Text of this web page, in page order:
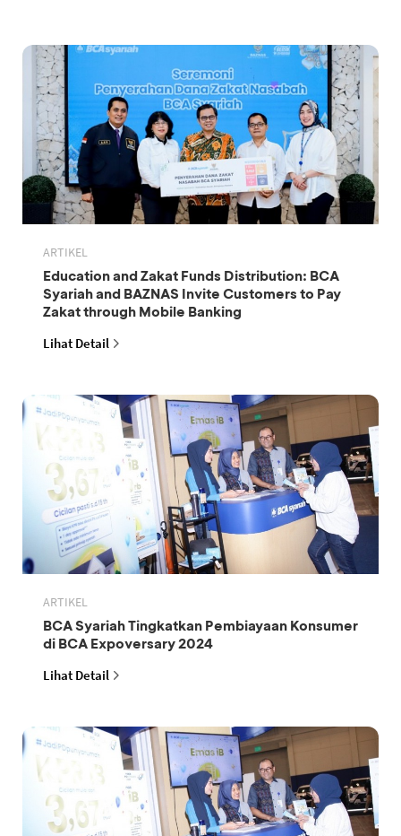
ARTIKEL
Education and Zakat Funds Distribution: BCA
Syariah and BAZNAS Invite Customers to Pay
Zakat through Mobile Banking
Lihat Detail
ARTIKEL
BCA Syariah Tingkatkan Pembiayaan Konsumer
di BCA Expoversary 2024
Lihat Detail